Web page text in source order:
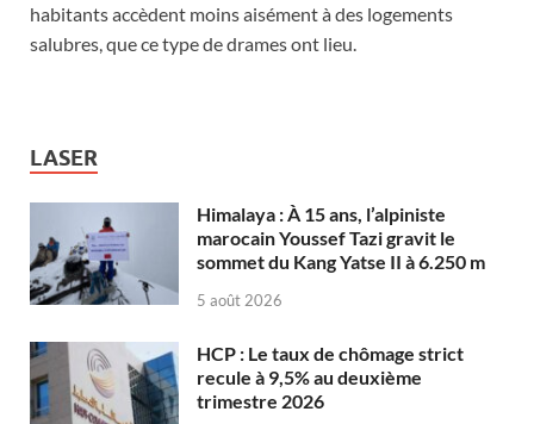
habitants accèdent moins aisément à des logements
salubres, que ce type de drames ont lieu.
LASER
Himalaya : À 15 ans, l’alpiniste
marocain Youssef Tazi gravit le
sommet du Kang Yatse II à 6.250 m
5 août 2026
HCP : Le taux de chômage strict
recule à 9,5% au deuxième
trimestre 2026